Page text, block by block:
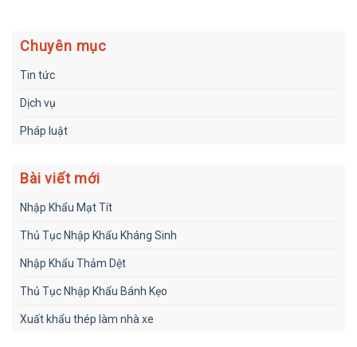
Chuyên mục
Tin tức
Dịch vụ
Pháp luật
Bài viết mới
Nhập Khẩu Mạt Tít
Thủ Tục Nhập Khẩu Kháng Sinh
Nhập Khẩu Thảm Dệt
Thủ Tục Nhập Khẩu Bánh Kẹo
Xuất khẩu thép làm nhà xe